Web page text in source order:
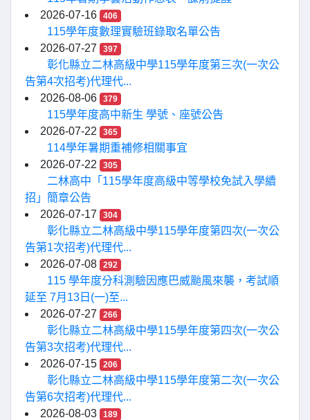
2026-07-16
406
115學年度數理實驗班錄取名單公告
2026-07-27
397
彰化縣立二林高級中學115學年度第三次(一次公
告第4次招考)代理代...
2026-08-06
379
115學年度高中新生 學號、座號公告
2026-07-22
365
114學年暑期重補修相關事宜
2026-07-22
305
二林高中「115學年度高級中等學校免試入學續
招」簡章公告
2026-07-17
304
彰化縣立二林高級中學115學年度第四次(一次公
告第1次招考)代理代...
2026-07-08
292
115 學年度分科測驗因應巴威颱風來襲，考試順
延至 7月13日(一)至...
2026-07-27
266
彰化縣立二林高級中學115學年度第四次(一次公
告第3次招考)代理代...
2026-07-15
206
彰化縣立二林高級中學115學年度第二次(一次公
告第6次招考)代理代...
2026-08-03
189